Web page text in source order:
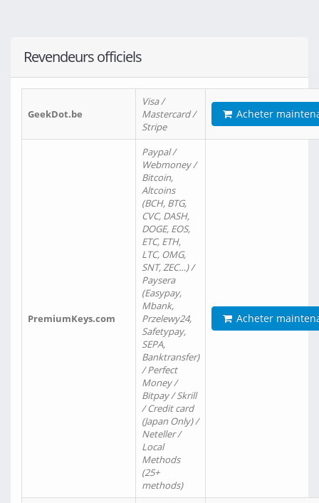
Revendeurs officiels
GeekDot.be
Visa /
Mastercard /
Stripe
Acheter
PremiumKeys.com
Paypal /
Webmoney /
Bitcoin,
Altcoins
(BCH, BTG,
CVC, DASH,
DOGE, EOS,
ETC, ETH,
LTC, OMG,
SNT, ZEC…) /
Paysera
(Easypay,
Mbank,
Przelewy24,
Safetypay,
SEPA,
Banktransfer)
/ Perfect
Money /
Bitpay / Skrill
/ Credit card
(Japan Only) /
Neteller /
Local
Methods
(25+
methods)
Acheter